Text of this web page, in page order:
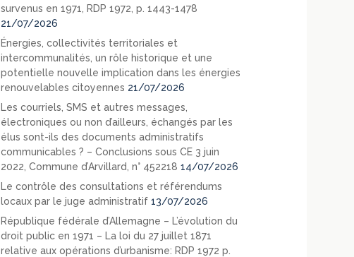
survenus en 1971, RDP 1972, p. 1443-1478
21/07/2026
Énergies, collectivités territoriales et
intercommunalités, un rôle historique et une
potentielle nouvelle implication dans les énergies
renouvelables citoyennes 21/07/2026
Les courriels, SMS et autres messages,
électroniques ou non d’ailleurs, échangés par les
élus sont-ils des documents administratifs
communicables ? – Conclusions sous CE 3 juin
2022, Commune d’Arvillard, n° 452218 14/07/2026
Le contrôle des consultations et référendums
locaux par le juge administratif 13/07/2026
République fédérale d’Allemagne – L’évolution du
droit public en 1971 – La loi du 27 juillet 1871
relative aux opérations d’urbanisme: RDP 1972 p.